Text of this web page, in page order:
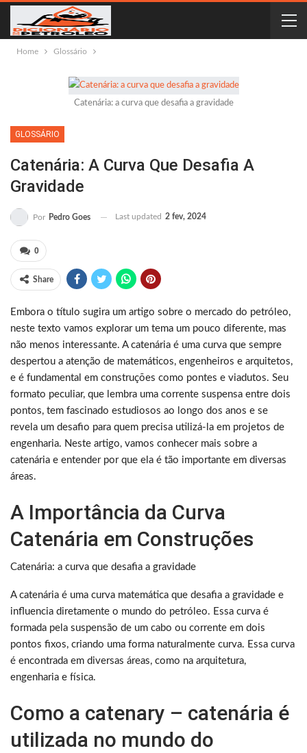
Home Glossário
Catenária: a curva que desafia a gravidade
GLOSSÁRIO
Catenária: A Curva Que Desafia A
Gravidade
Por Pedro Goes Last updated 2 fev, 2024
0
Share
Embora o título sugira um artigo sobre o mercado do petróleo,
neste texto vamos explorar um tema um pouco diferente, mas
não menos interessante. A catenária é uma curva que sempre
despertou a atenção de matemáticos, engenheiros e arquitetos,
e é fundamental em construções como pontes e viadutos. Seu
formato peculiar, que lembra uma corrente suspensa entre dois
pontos, tem fascinado estudiosos ao longo dos anos e se
revela um desafio para quem precisa utilizá-la em projetos de
engenharia. Neste artigo, vamos conhecer mais sobre a
catenária e entender por que ela é tão importante em diversas
áreas.
A Importância da Curva
Catenária em Construções
Catenária: a curva que desafia a gravidade
A catenária é uma curva matemática que desafia a gravidade e
influencia diretamente o mundo do petróleo. Essa curva é
formada pela suspensão de um cabo ou corrente em dois
pontos fixos, criando uma forma naturalmente curva. Essa curva
é encontrada em diversas áreas, como na arquitetura,
engenharia e física.
Como a catenary – catenária é
utilizada no mundo do